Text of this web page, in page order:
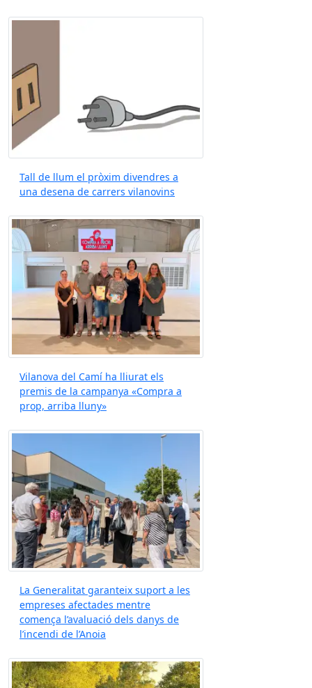
Tall de llum el pròxim divendres a
una desena de carrers vilanovins
Vilanova del Camí ha lliurat els
premis de la campanya «Compra a
prop, arriba lluny»
La Generalitat garanteix suport a les
empreses afectades mentre
comença l’avaluació dels danys de
l’incendi de l’Anoia